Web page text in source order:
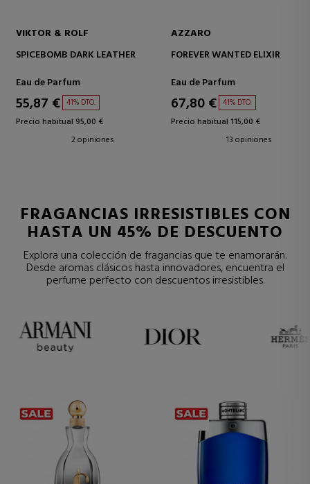
VIKTOR & ROLF
SPICEBOMB DARK LEATHER
Eau de Parfum
55,87 € 41% DTO.
Precio habitual 95,00 €
2 opiniones
AZZARO
FOREVER WANTED ELIXIR
Eau de Parfum
67,80 € 41% DTO.
Precio habitual 115,00 €
13 opiniones
FRAGANCIAS IRRESISTIBLES CON
HASTA UN 45% DE DESCUENTO
Explora una colección de fragancias que te enamorarán.
Desde aromas clásicos hasta innovadores, encuentra el
perfume perfecto con descuentos irresistibles.